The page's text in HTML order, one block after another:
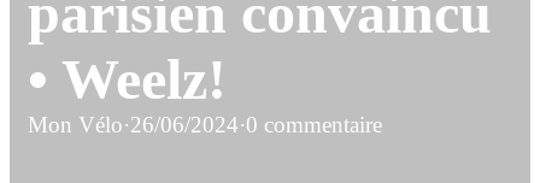
• Weelz!
Mon Vélo·26/06/2024·0 commentaire